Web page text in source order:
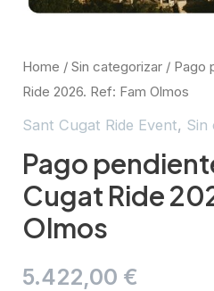
Home /Sin categorizar / Pago
Ride 2026. Ref: Fam Olmos
Sant Cugat Ride Event, Sin
Pago
Cugat Ride
Olmos
5.422,00 €